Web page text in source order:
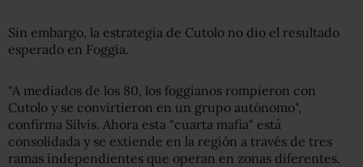
Sin embargo, la estrategia de Cutolo no dio el resultado
esperado en Foggia.
"A mediados de los 80, los foggianos rompieron con
Cutolo y se convirtieron en un grupo autónomo",
confirma Silvis. Ahora esta "cuarta mafia" está
consolidada y se extiende en la región a través de tres
ramas independientes que operan en zonas diferentes.